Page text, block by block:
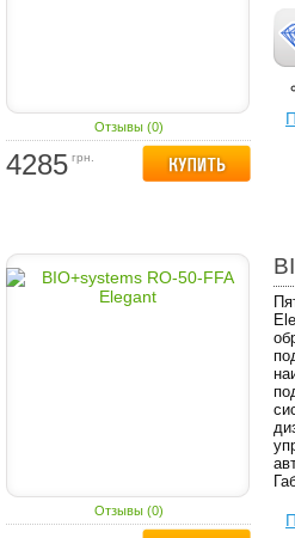
Отзывы (0)
4285 грн.
Отзывы (0)